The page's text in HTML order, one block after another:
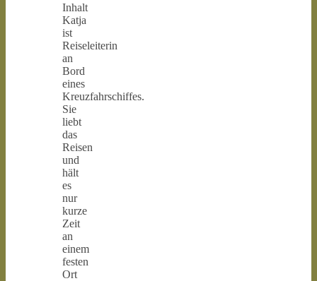
Inhalt
Katja
ist
Reiseleiterin
an
Bord
eines
Kreuzfahrschiffes.
Sie
liebt
das
Reisen
und
hält
es
nur
kurze
Zeit
an
einem
festen
Ort